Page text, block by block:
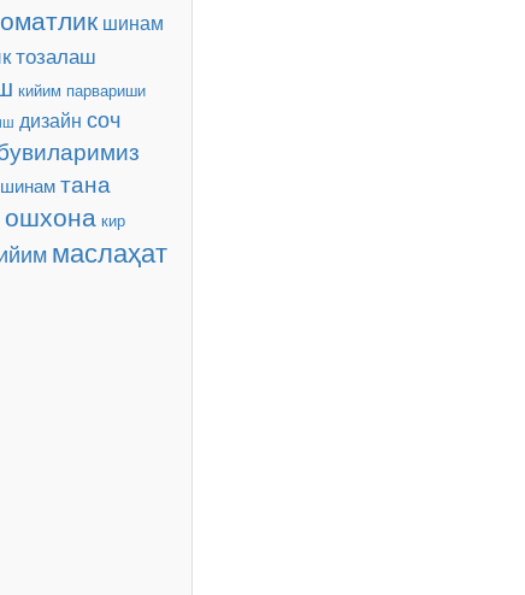
шинам
тозалаш
кийим парвариши
дизайн соч
шинамтана
ошхона кир
маслаҳат